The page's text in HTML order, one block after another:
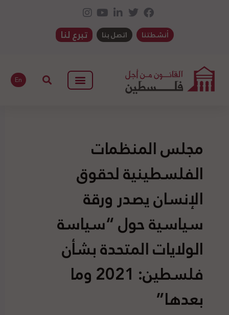
أنشطتنا اتصل بنا تبرع لنا
En
مجلس المنظمات
الفلسطينية لحقوق
الإنسان يصدر ورقة
سياسية حول “سياسة
الولايات المتحدة بشأن
فلسطين: 2021 وما
بعدها”